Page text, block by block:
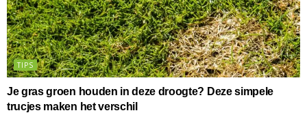
TIPS
Je gras groen houden in deze droogte? Deze simpele
trucjes maken het verschil